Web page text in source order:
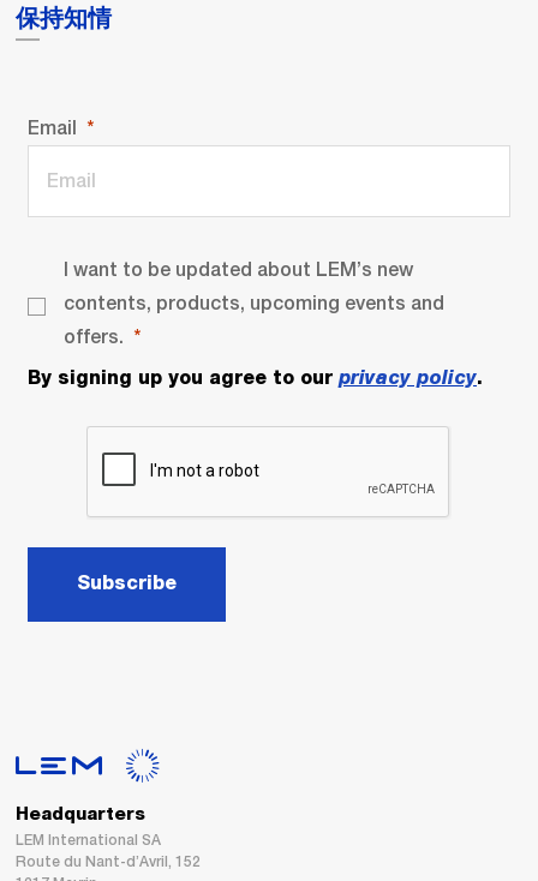
保持知情
Email
I want to be updated about LEM’s new
contents, products, upcoming events and
offers.
By signing up you agree to our privacy policy.
Subscribe
Headquarters
LEM International SA
Route du Nant-d’Avril, 152